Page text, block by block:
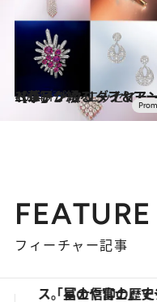
2024.1.19
【ヴァン クリーフ＆アーペル】が綴る ダイヤモンド草子
コミック ＆ エッセイ
FEATURE
フィーチャー記事